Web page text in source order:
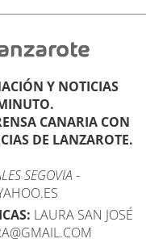
Y NOTICIAS
CANARIA CON
DE LANZAROTE.
SEGOVIA -
LAURA SAN JOSÉ